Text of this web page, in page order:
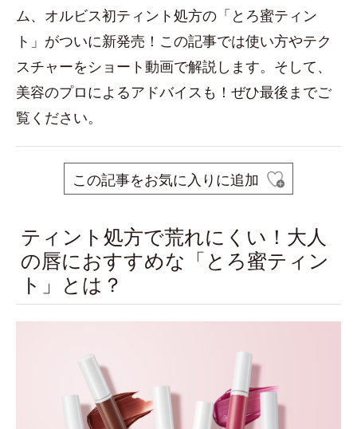
ム、オルビス初ティント処方の「とろ蜜ティン
ト」がついに新発売！この記事では使い方やテク
スチャーをショート動画で解説します。そして、
美容のプロによるアドバイスも！ぜひ最後までご
覧ください。
この記事をお気に入りに追加
ティント処方で荒れにくい！大人
の唇におすすめな「とろ蜜ティン
ト」とは？